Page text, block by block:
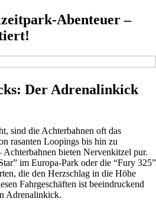
Abenteuer –
Der Adrenalinkick
sind die Achterbahnen oft das
rasanten Loopings bis hin zu
Achterbahnen bieten Nervenkitzel pur.
im Europa-Park oder die “Fury 325”
die den Herzschlag in die Höhe
Fahrgeschäften ist beeindruckend
Adrenalinkick.